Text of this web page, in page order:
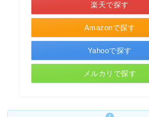
Amazonで探す
楽天で探す
Yahooで探す
メルカリで探す